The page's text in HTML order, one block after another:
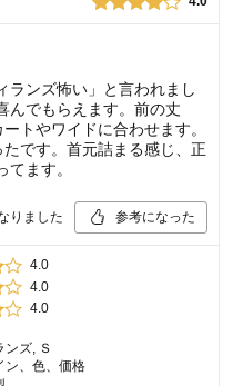
ランズ怖い」と言われまし
んでもらえます。前の丈
トやワイドに合わせます。
です。首元詰まる感じ、正
ます。
りました 参考になった
4.0
4.0
4.0
ンズ, Ｓ
ン、色、価格